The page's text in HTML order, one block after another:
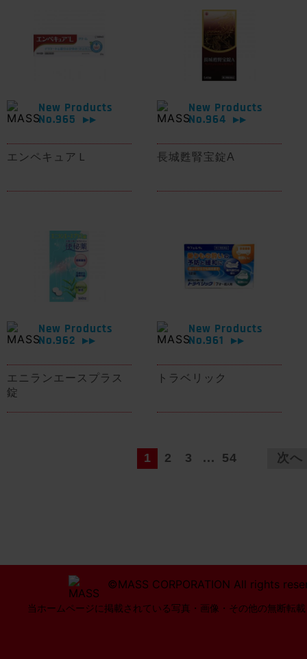
New Products
No.965
▶▶
エンペキュアＬ
New Products
No.964
▶▶
長城甦腎宝錠A
New Products
No.962
▶▶
エニランエースプラス
錠
New Products
No.961
▶▶
トラベリック
1 2 3 ... 54 次
©MASS CORPORATION All rights
当ホームページに掲載されている写真・画像・その他の無断転